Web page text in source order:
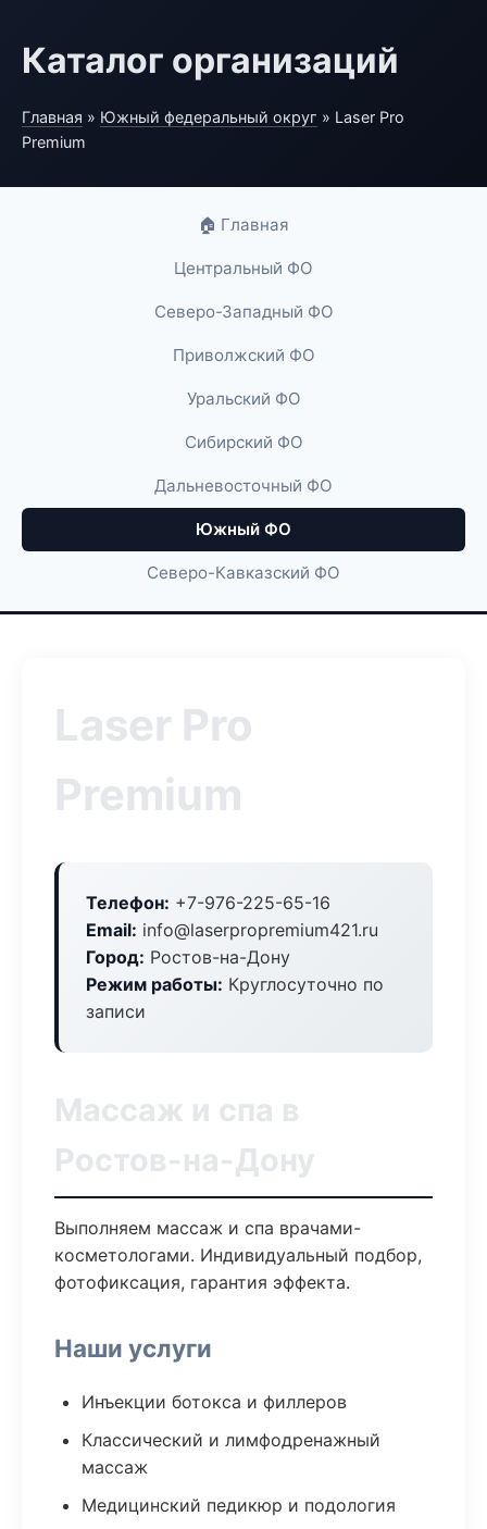
Каталог организаций
Главная » Южный федеральный округ » Laser Pro
Premium
🏠 Главная
Центральный ФО
Северо-Западный ФО
Приволжский ФО
Уральский ФО
Сибирский ФО
Дальневосточный ФО
Южный ФО
Северо-Кавказский ФО
Laser Pro
Premium
Телефон: +7-976-225-65-16
Email: info@laserpropremium421.ru
Город: Ростов-на-Дону
Режим работы: Круглосуточно по
записи
Массаж и спа в
Ростов-на-Дону
Выполняем массаж и спа врачами-
косметологами. Индивидуальный подбор,
фотофиксация, гарантия эффекта.
Наши услуги
Инъекции ботокса и филлеров
Классический и лимфодренажный
массаж
Медицинский педикюр и подология